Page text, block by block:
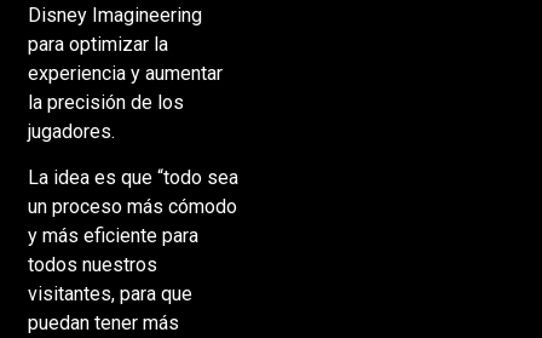
Disney Imagineering
para optimizar la
experiencia y aumentar
la precisión de los
jugadores.
La idea es que “todo sea
un proceso más cómodo
y más eficiente para
todos nuestros
visitantes, para que
puedan tener más